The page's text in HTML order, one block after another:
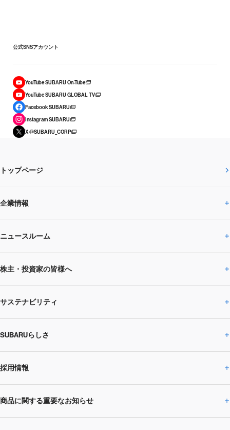
公式SNSアカウント
YouTube SUBARU On-Tube
YouTube SUBARU GLOBAL TV
Facebook SUBARU
Instagram SUBARU
X @SUBARU_CORP
トップページ
企業情報
企業情報トップ
SUBARUのありたい姿
SUBARU 2025方針
事業所・関係会社
ニュースルーム
ニュースルームトップ
ニュースリリース
閉じる
株主・投資家の皆様へ
株主・投資家の皆様へトップ
企業・経営
IRライブラリー
株主・投資家サポート
サステナビリティ
サステナビリティトップ
CEOサステナビリティ
環境
SUBARUらしさ
SUBARUらしさトップ
SUBARUびと
採用情報
採用情報トップ
商品に関する重要なお知らせ